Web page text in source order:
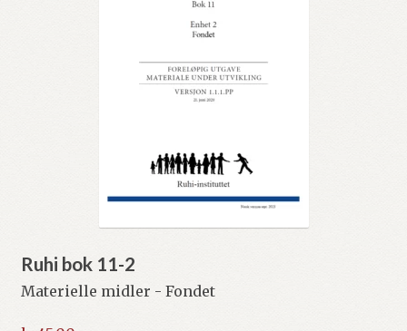
Ruhi bok 11-2
Materielle midler - Fondet